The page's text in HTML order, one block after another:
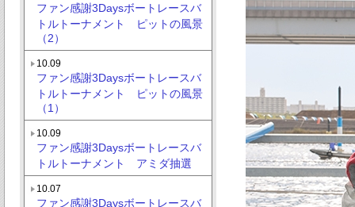
ファン感謝3Daysボートレースバ
トルトーナメント ピットの風景
（2）
10.09
ファン感謝3Daysボートレースバ
トルトーナメント ピットの風景
（1）
10.09
ファン感謝3Daysボートレースバ
トルトーナメント アミダ抽選
10.07
ファン感謝3Daysボートレースバ